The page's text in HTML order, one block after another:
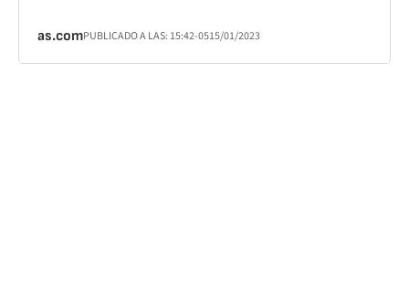
as.comPUBLICADO A LAS: 15:42-0515/01/2023